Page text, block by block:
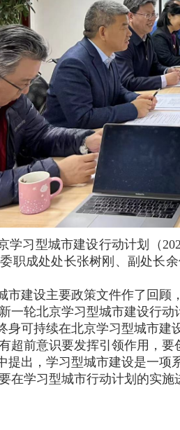
学习型城市建设行动计划（
职成处处长张树刚、副处长
市建设主要政策文件作了回顾
一轮北京学习型城市建设行
身可持续在北京学习型城市
超前意识要发挥引领作用，
提出，学习型城市建设是一项
在学习型城市行动计划的实施